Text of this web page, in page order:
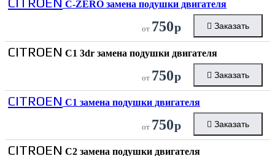
C-ZERO замена подушки двигателя
от 750р Заказать
CITROEN C1 3dr замена подушки двигателя
от 750р Заказать
CITROEN C1 замена подушки двигателя
от 750р Заказать
CITROEN C2 замена подушки двигателя